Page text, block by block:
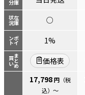
在庫
状況
ポイ
ント
まとめ
買い
○
1%
価格表
17,798 円（税
込） ～